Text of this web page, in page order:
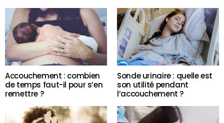
Accouchement : combien
de temps faut-il pour s’en
remettre ?
Sonde urinaire : quelle est
son utilité pendant
l’accouchement ?